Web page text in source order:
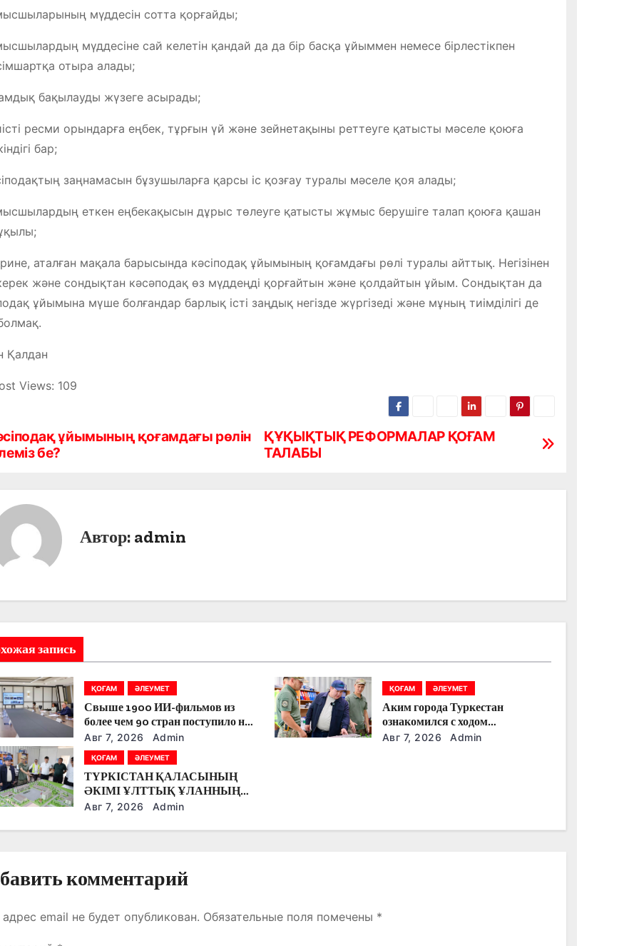
мүддесін сотта қорғайды;
мүддесіне сай келетін қандай да да бір басқа ұйыммен немесе бірлестікпен
отыра алады;
бақылауды жүзеге асырады;
ресми орындарға еңбек, тұрғын үй және зейнетақыны реттеуге қатысты мәселе қоюға
бар;
заңнамасын бұзушыларға қарсы іс қозғау туралы мәселе қоя алады;
еткен еңбекақысын дұрыс төлеуге қатысты жұмыс берушіге талап қоюға қашан
аталған мақала барысында кәсіподақ ұйымының қоғамдағы рөлі туралы айттық. Негізінен
және сондықтан кәсәподақ өз мүддеңді қорғайтын және қолдайтын ұйым. Сондықтан да
ұйымына мүше болғандар барлық істі заңдық негізде жүргізеді және мұның тиімділігі де
Қалдан
Views: 109
ҚҰҚЫҚТЫҚ РЕФОРМАЛАР ҚОҒАМ
ТАЛАБЫ
ұйымының қоғамдағы рөлін
бе?
Автор: admin
запись
ҚОҒАМ ӘЛЕУМЕТ
Свыше 1900 ИИ-фильмов из
более чем 90 стран поступило на
Astana AI Film Festival
Авг 7, 2026 Admin
ҚОҒАМ ӘЛЕУМЕТ
Аким города Туркестан
ознакомился с ходом
строительства военного городка
Авг 7, 2026 Admin
ҚОҒАМ ӘЛЕУМЕТ
ТҮРКІСТАН ҚАЛАСЫНЫҢ
ӘКІМІ ҰЛТТЫҚ ҰЛАННЫҢ
ЖАҢА ӘСКЕРИ
ҚҰРЫЛЫС БАРЫСЫМЕН
Авг 7, 2026 Admin
комментарий
email не будет опубликован. Обязательные поля помечены *